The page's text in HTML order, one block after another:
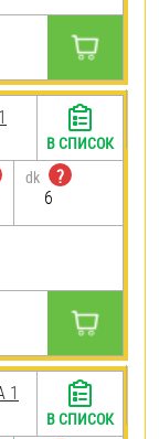
dk
?
6
В СПИСОК
1
В СПИСОК